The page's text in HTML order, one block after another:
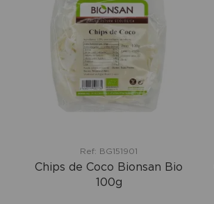
Ref: BG151901
Chips de Coco Bionsan Bio
100g